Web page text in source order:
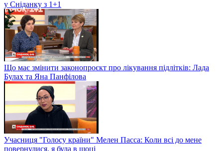
у Сніданку з 1+1
Що має змінити законопроєкт про лікування підлітків: Лада
Булах та Яна Панфілова
Учасниця "Голосу країни" Мелен Пасса: Коли всі до мене
повернулися, я була в шоці